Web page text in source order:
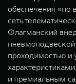
обеспечения «по
сеть
Флагманский
проходимостью
и премиальным